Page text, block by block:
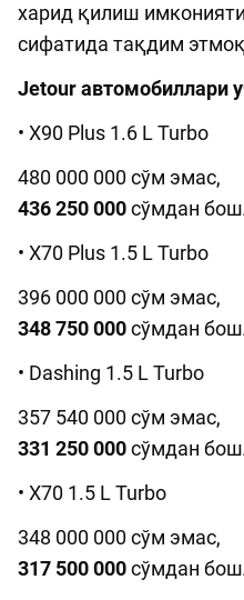
харид қилиш
сифатида тақдим
Jetour автомобиллари
• X90 Plus 1.6 L Turbo
480 000 000 сўм эмас,
436 250 000сўмдан
• X70 Plus 1.5 L Turbo
396 000 000 сўм эмас,
348 750 000сўмдан
• Dashing 1.5 L Turbo
357 540 000 сўм эмас,
331 250 000сўмдан
• X70 1.5 L Turbo
348 000 000 сўм эмас,
317 500 000сўмдан